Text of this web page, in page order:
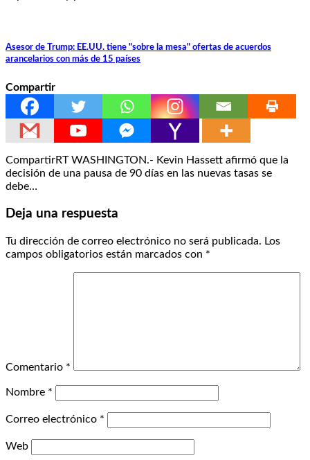
Asesor de Trump: EE.UU. tiene "sobre la mesa" ofertas de acuerdos
arancelarios con más de 15 países
Compartir
CompartirRT WASHINGTON.- Kevin Hassett afirmó que la
decisión de una pausa de 90 días en las nuevas tasas se
debe…
Deja una respuesta
Tu dirección de correo electrónico no será publicada. Los
campos obligatorios están marcados con *
Comentario *
Nombre *
Correo electrónico *
Web